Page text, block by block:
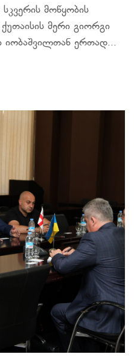
სკვერის მოწყობის
მერი გიორგი
იობაშვილთან ერთად...